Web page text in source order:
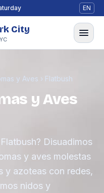
EN
City
y Aves › Flatbush
y Aves
Disuadimos
y aves molestas
y azoteas con redes,
nidos y